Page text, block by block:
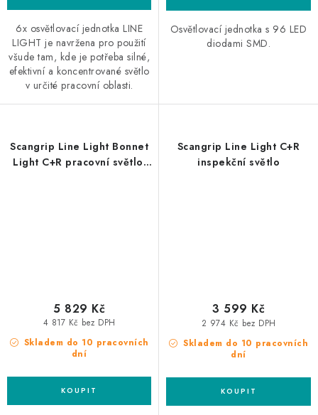
6x osvětlovací jednotka LINE
LIGHT je navržena pro použití
všude tam, kde je potřeba silné,
efektivní a koncentrované světlo
v určité pracovní oblasti.
Osvětlovací jednotka s 96 LED
diodami SMD.
Scangrip Line Light Bonnet
Light C+R pracovní světlo,
Skladem do 10 pracovních
dní
4 817 Kč bez DPH
5 829 Kč
Scangrip Line Light C+R
inspekční světlo
Skladem do 10 pracovních
dní
2 974 Kč bez DPH
3 599 Kč